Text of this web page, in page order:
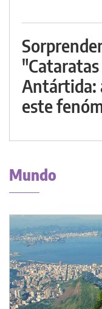
Antártida:
este
Mundo